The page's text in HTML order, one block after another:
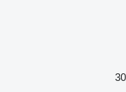
30